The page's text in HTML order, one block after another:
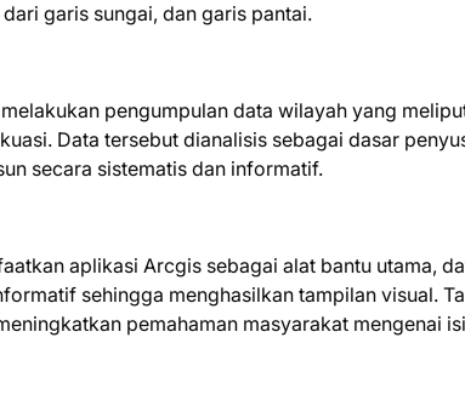
garis sungai, dan garis pantai.
pengumpulan data wilayah yang
Data tersebut dianalisis sebagai dasar
secara sistematis dan informatif.
aplikasi Arcgis sebagai alat bantu utama,
sehingga menghasilkan tampilan visual.
pemahaman masyarakat mengenai